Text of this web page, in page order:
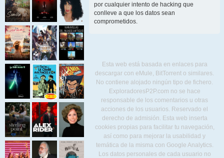
por cualquier intento de hacking que
conlleve a que los datos sean
comprometidos.
Esta web está basada en enlaces para
descargar con eMule, BitTorrent o similares.
No contiene alojado ningún tipo de fichero.
ExploradoresP2P.com no se hace
responsable de los comentarios u otras
acciones de los usuarios. Reservado el
derecho de admisión. Esta web inserta
cookies propias para facilitar tu navegación,
así como para mejorar la usabilidad y
temática de la misma con Google Analytics.
Los datos personales de cada usuario no